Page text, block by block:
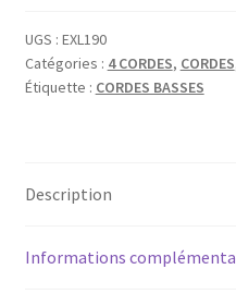
EXL190
40-
100
UGS : EXL190
Catégories : 4 CORDES, CORDES
Étiquette : CORDES BASSES
Description
Informations